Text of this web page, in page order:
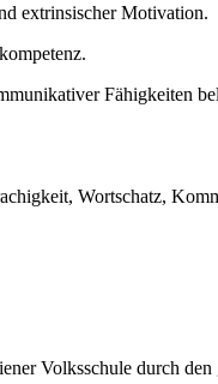
extrinsischer Motivation.
Fähigkeiten
Wortschatz,
Volksschule durch